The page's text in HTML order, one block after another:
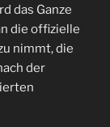
das Ganze
die offizielle
nimmt, die
der